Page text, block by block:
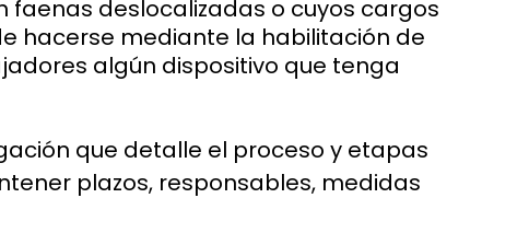
deslocalizadas o cuyos cargos
hacerse mediante la habilitación de
algún dispositivo que tenga
que detalle el proceso y etapas
plazos, responsables, medidas